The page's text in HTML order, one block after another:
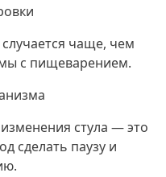
чаще, чем
с пищеварением.
стула — это
сделать паузу и